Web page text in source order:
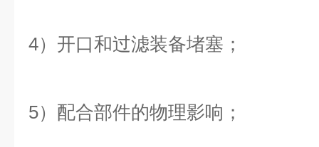
4）开口和过滤装备堵塞；
5）配合部件的物理影响；